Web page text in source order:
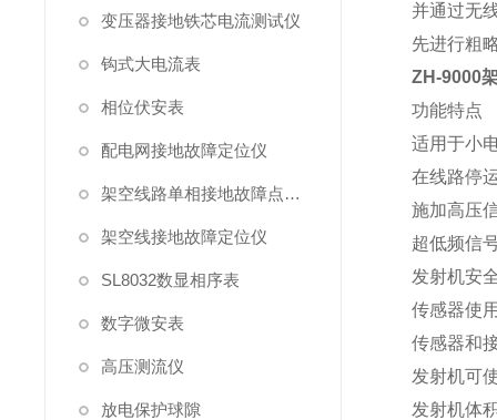
变压器接地铁芯电流测试仪
钩式大电流表
相位伏安表
配电网接地故障定位仪
架空线路单相接地故障点巡查装置
架空线接地故障定位仪
SL8032数显相序表
数字微安表
高压测流仪
放电保护球隙
并通过无
先进行粗
ZH-9000
功能特点
适用于小
在线路停
施加高压
超低频信
发射机安
传感器使
传感器和
发射机可
发射机体